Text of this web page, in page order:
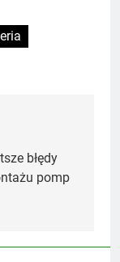
błędy
pomp